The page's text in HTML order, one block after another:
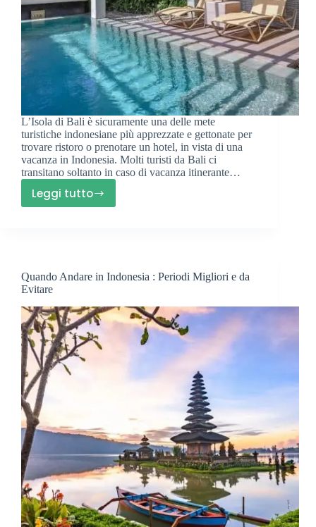
L’Isola di Bali è sicuramente una delle mete
turistiche indonesiane più apprezzate e gettonate per
trovare ristoro o prenotare un hotel, in vista di una
vacanza in Indonesia. Molti turisti da Bali ci
transitano soltanto in caso di vacanza itinerante…
Leggi tutto
Dove
Migliori
e
Resort
Quando Andare in Indonesia : Periodi Migliori e da
Evitare